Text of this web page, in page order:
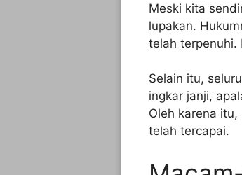
Meski kita
lupakan.
telah terpenuhi.
Selain itu,
ingkar janji,
Oleh karena
telah tercapai.